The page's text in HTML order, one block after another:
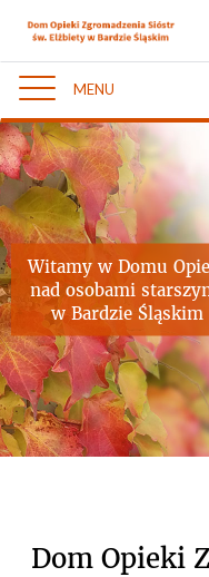
Nawigacja
MENU
Witamy w Domu
nad osobami
w Bardzie Śląskim
Dom Opieki